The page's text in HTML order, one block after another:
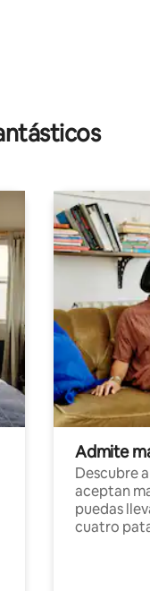
Admite
Descubre
aceptan
puedas
cuatro